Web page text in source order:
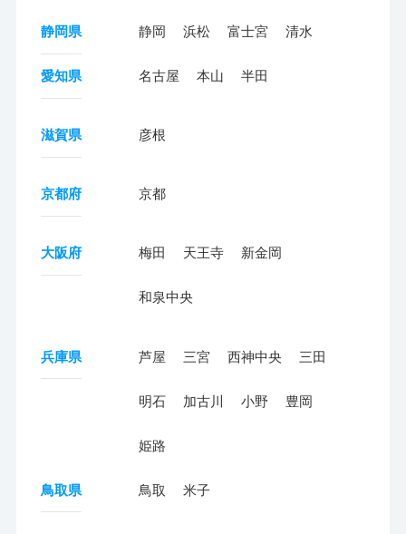
静岡県 静岡 浜松 富士宮 清水
愛知県 名古屋 本山 半田
滋賀県 彦根
京都府 京都
大阪府 梅田 天王寺 新金岡
和泉中央
兵庫県 芦屋 三宮 西神中央 三田
明石 加古川 小野 豊岡
姫路
鳥取県 鳥取 米子